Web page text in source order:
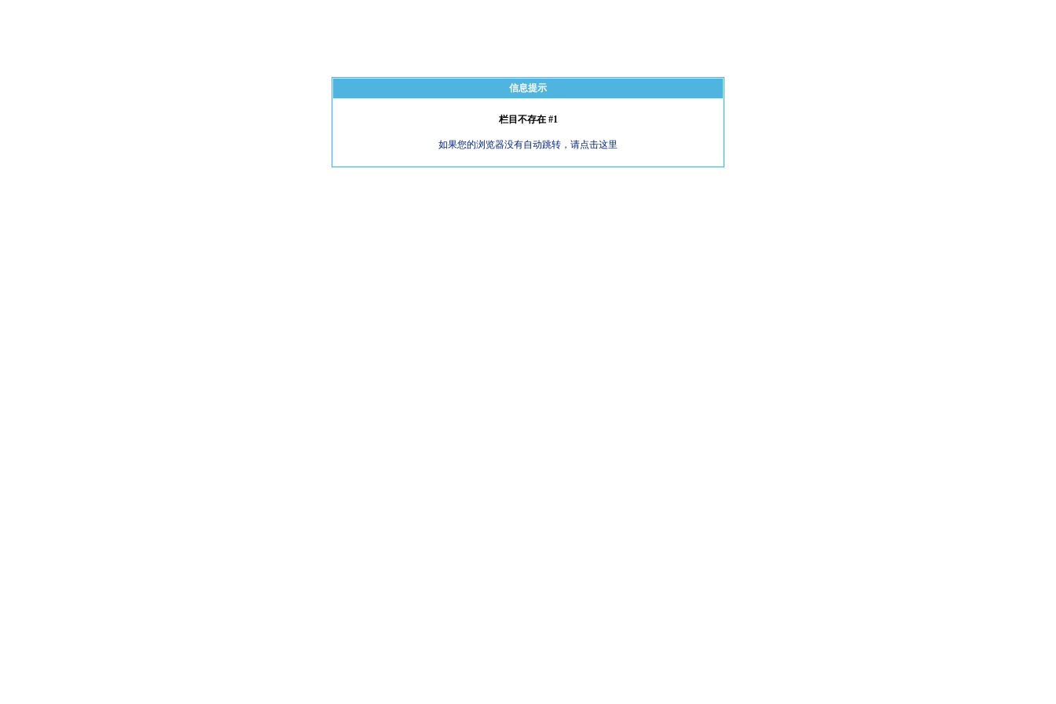
信息提示
栏目不存在 #1
如果您的浏览器没有自动跳转，请点击这里